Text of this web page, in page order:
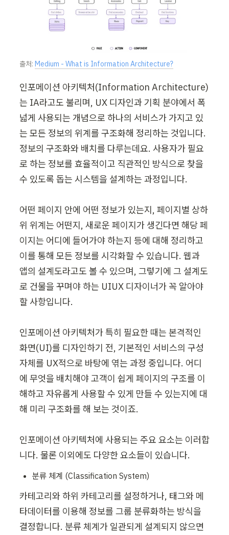
출처: Medium - What is Information Architecture?
인포메이션 아키텍처(Information Architecture)
는 IA라고도 불리며, UX 디자인과 기획 분야에서 폭
넓게 사용되는 개념으로 하나의 서비스가 가지고 있
는 모든 정보의 위계를 구조화해 정리하는 것입니다.
정보의 구조화와 배치를 다루는데요. 사용자가 필요
로 하는 정보를 효율적이고 직관적인 방식으로 찾을
수 있도록 돕는 시스템을 설계하는 과정입니다.
어떤 페이지 안에 어떤 정보가 있는지, 페이지별 상하
위 위계는 어떤지, 새로운 페이지가 생긴다면 해당 페
이지는 어디에 들어가야 하는지 등에 대해 정리하고
이를 통해 모든 정보를 시각화할 수 있습니다. 웹과
앱의 설계도라고도 볼 수 있으며, 그렇기에 그 설계도
로 건물을 꾸며야 하는 UIUX 디자이너가 꼭 알아야
할 사항입니다.
인포메이션 아키텍처가 특히 필요한 때는 본격적인
화면(UI)를 디자인하기 전, 기본적인 서비스의 구성
자체를 UX적으로 바탕에 엮는 과정 중입니다. 어디
에 무엇을 배치해야 고객이 쉽게 페이지의 구조를 이
해하고 자유롭게 사용할 수 있게 만들 수 있는지에 대
해 미리 구조화를 해 보는 것이죠.
인포메이션 아키텍처에 사용되는 주요 요소는 이러합
니다. 물론 이외에도 다양한 요소들이 있습니다.
분류 체계 (Classification System)
카테고리와 하위 카테고리를 설정하거나, 태그와 메
타데이터를 이용해 정보를 그룹 분류화하는 방식을
결정합니다. 분류 체계가 일관되게 설계되지 않으면